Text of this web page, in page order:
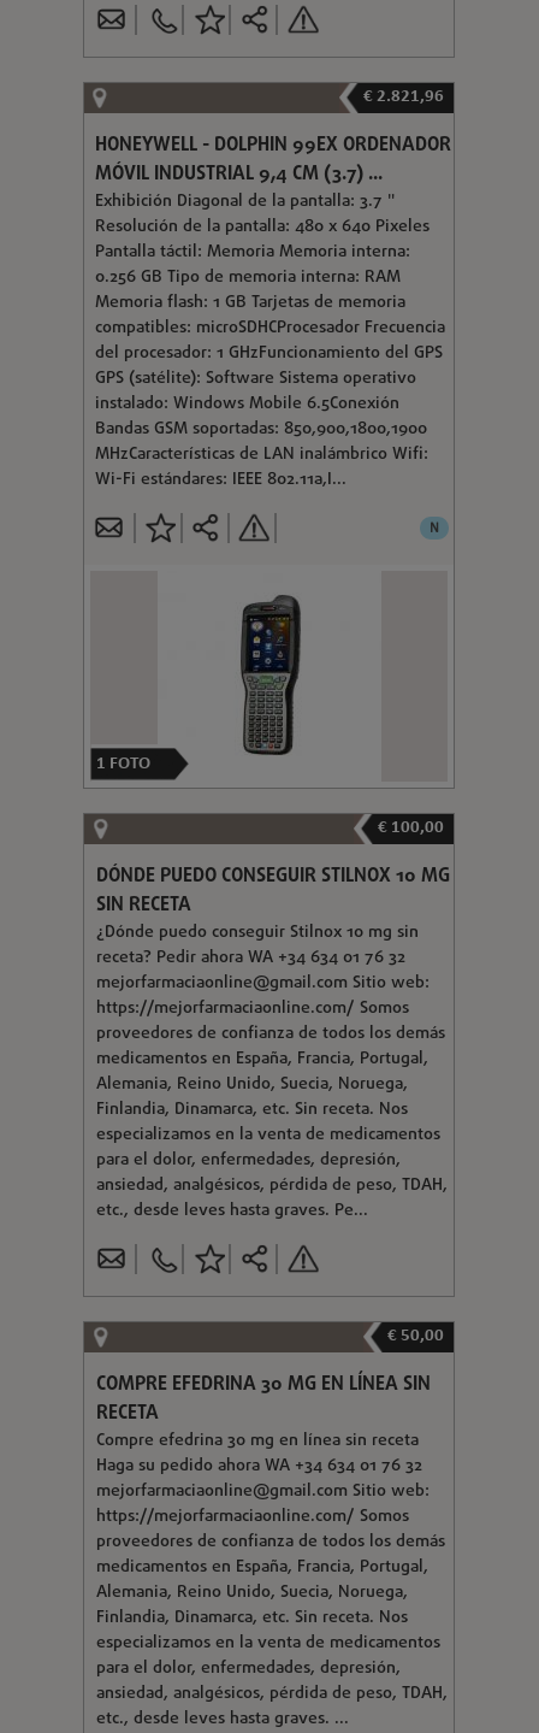
€ 2.821,96
HONEYWELL - DOLPHIN 99EX ORDENADOR
MÓVIL INDUSTRIAL 9,4 CM (3.7) ...
Exhibición Diagonal de la pantalla: 3.7 "
Resolución de la pantalla: 480 x 640 Pixeles
Pantalla táctil: Memoria Memoria interna:
0.256 GB Tipo de memoria interna: RAM
Memoria flash: 1 GB Tarjetas de memoria
compatibles: microSDHCProcesador Frecuencia
del procesador: 1 GHzFuncionamiento del GPS
GPS (satélite): Software Sistema operativo
instalado: Windows Mobile 6.5Conexión
Bandas GSM soportadas: 850,900,1800,1900
MHzCaracterísticas de LAN inalámbrico Wifi:
Wi-Fi estándares: IEEE 802.11a,I...
N
1 FOTO
€ 100,00
DÓNDE PUEDO CONSEGUIR STILNOX 10 MG
SIN RECETA
¿Dónde puedo conseguir Stilnox 10 mg sin
receta? Pedir ahora WA +34 634 01 76 32
mejorfarmaciaonline@gmail.com Sitio web:
https://mejorfarmaciaonline.com/ Somos
proveedores de confianza de todos los demás
medicamentos en España, Francia, Portugal,
Alemania, Reino Unido, Suecia, Noruega,
Finlandia, Dinamarca, etc. Sin receta. Nos
especializamos en la venta de medicamentos
para el dolor, enfermedades, depresión,
ansiedad, analgésicos, pérdida de peso, TDAH,
etc., desde leves hasta graves. Pe...
€ 50,00
COMPRE EFEDRINA 30 MG EN LÍNEA SIN
RECETA
Compre efedrina 30 mg en línea sin receta
Haga su pedido ahora WA +34 634 01 76 32
mejorfarmaciaonline@gmail.com Sitio web:
https://mejorfarmaciaonline.com/ Somos
proveedores de confianza de todos los demás
medicamentos en España, Francia, Portugal,
Alemania, Reino Unido, Suecia, Noruega,
Finlandia, Dinamarca, etc. Sin receta. Nos
especializamos en la venta de medicamentos
para el dolor, enfermedades, depresión,
ansiedad, analgésicos, pérdida de peso, TDAH,
etc., desde leves hasta graves. ...